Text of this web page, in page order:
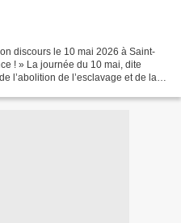
discours le 10 mai 2026 à Saint-
! » La journée du 10 mai, dite
l’abolition de l’esclavage et de la